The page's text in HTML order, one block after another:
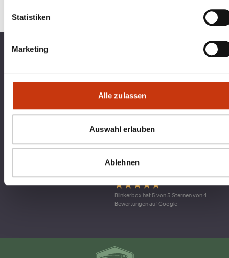
Statistiken
Marketing
Alle zulassen
Auswahl erlauben
Ablehnen
TOP KATEGORIEN
RECHTLICHES
ein Dienst der agital.online GmbH Die
durch den TÜV Nord zertifiziert. Ein
Softwareentwicklung für Webdienste
Blinkerbox hat 5 von 5 Sternen von 4
Bewertungen auf Google